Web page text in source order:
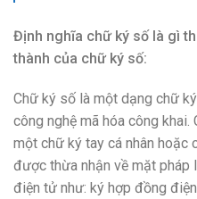
Định nghĩa chữ ký số là gì
thành của chữ ký số:
Chữ ký số là một dạng chữ
công nghệ mã hóa công
một chữ ký tay cá nhân hoặc
được thừa nhận về mặt
điện tử như: ký hợp đồng